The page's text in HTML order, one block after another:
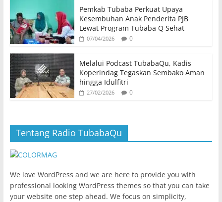
Pemkab Tubaba Perkuat Upaya
Kesembuhan Anak Penderita PJB
Lewat Program Tubaba Q Sehat
07/04/2026 0
Melalui Podcast TubabaQu, Kadis
Koperindag Tegaskan Sembako Aman
hingga Idulfitri
27/02/2026 0
Tentang Radio TubabaQu
We love WordPress and we are here to provide you with
professional looking WordPress themes so that you can take
your website one step ahead. We focus on simplicity,